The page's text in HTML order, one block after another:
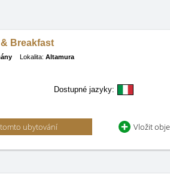
Breakfast
Lokalita: Altamura
Dostupné jazyky:
ubytování Vložit